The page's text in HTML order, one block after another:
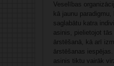
Veselības
kā jaunu
saglabātu katra
asinis, pielietojot tās
ārstēšanā, kā arī
ārstēšanas
asinis tiktu vairāk